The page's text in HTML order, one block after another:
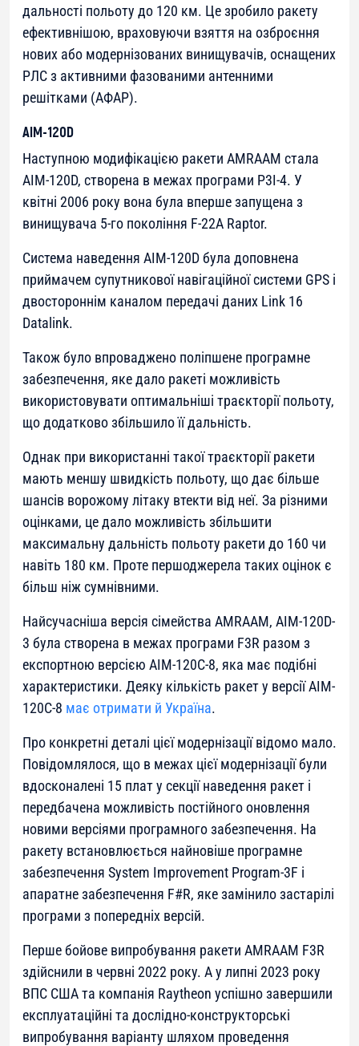
дальності польоту до 120 км. Це зробило ракету
ефективнішою, враховуючи взяття на озброєння
нових або модернізованих винищувачів, оснащених
РЛС з активними фазованими антенними
решітками (АФАР).
AIM-120D
Наступною модифікацією ракети AMRAAM стала
AIM-120D, створена в межах програми P3I-4. У
квітні 2006 року вона була вперше запущена з
винищувача 5-го покоління F-22A Raptor.
Система наведення AIM-120D була доповнена
приймачем супутникової навігаційної системи GPS і
двостороннім каналом передачі даних Link 16
Datalink.
Також було впроваджено поліпшене програмне
забезпечення, яке дало ракеті можливість
використовувати оптимальніші траєкторії польоту,
що додатково збільшило її дальність.
Однак при використанні такої траєкторії ракети
мають меншу швидкість польоту, що дає більше
шансів ворожому літаку втекти від неї. За різними
оцінками, це дало можливість збільшити
максимальну дальність польоту ракети до 160 чи
навіть 180 км. Проте першоджерела таких оцінок є
більш ніж сумнівними.
Найсучасніша версія сімейства AMRAAM, AIM-120D-
3 була створена в межах програми F3R разом з
експортною версією AIM-120С-8, яка має подібні
характеристики. Деяку кількість ракет у версії AIM-
120С-8 має отримати й Україна.
Про конкретні деталі цієї модернізації відомо мало.
Повідомлялося, що в межах цієї модернізації були
вдосконалені 15 плат у секції наведення ракет і
передбачена можливість постійного оновлення
новими версіями програмного забезпечення. На
ракету встановлюється найновіше програмне
забезпечення System Improvement Program-3F і
апаратне забезпечення F#R, яке замінило застарілі
програми з попередніх версій.
Перше бойове випробування ракети AMRAAM F3R
здійснили в червні 2022 року. А у липні 2023 року
ВПС США та компанія Raytheon успішно завершили
експлуатаційні та дослідно-конструкторські
випробування варіанту шляхом проведення